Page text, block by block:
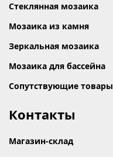
Стеклянная мозаика
Мозаика из камня
Зеркальная мозаика
Мозаика для бассейна
Сопутствующие товары
Контакты
Магазин-склад